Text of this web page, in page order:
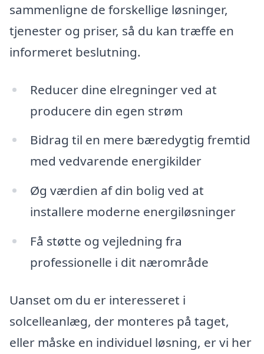
sammenligne de forskellige løsninger,
tjenester og priser, så du kan træffe en
informeret beslutning.
Reducer dine elregninger ved at
producere din egen strøm
Bidrag til en mere bæredygtig fremtid
med vedvarende energikilder
Øg værdien af din bolig ved at
installere moderne energiløsninger
Få støtte og vejledning fra
professionelle i dit nærområde
Uanset om du er interesseret i
solcelleanlæg, der monteres på taget,
eller måske en individuel løsning, er vi her